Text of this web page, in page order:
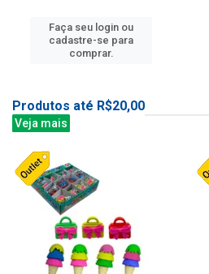
Faça seu login ou
cadastre-se para
comprar.
Produtos até R$20,00
Veja mais